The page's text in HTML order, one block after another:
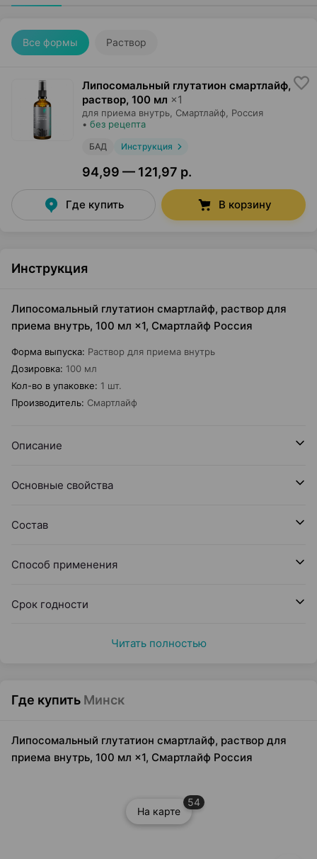
Все формы Раствор
Липосомальный глутатион смартлайф,
раствор, 100 мл ×1
для приема внутрь, Смартлайф , Россия
• без рецепта
БАД Инструкция
94,99 — 121,97 р.
Где купить В корзину
Инструкция
Липосомальный глутатион смартлайф, раствор для
приема внутрь, 100 мл ×1, Смартлайф Россия
Форма выпуска: Раствор для приема внутрь
Дозировка: 100 мл
Кол-во в упаковке: 1 шт.
Производитель: Смартлайф
Описание
Основные свойства
Состав
Способ применения
Срок годности
Читать полностью
Где купить Минск
Липосомальный глутатион смартлайф, раствор для
приема внутрь, 100 мл ×1, Смартлайф Россия
На карте
54